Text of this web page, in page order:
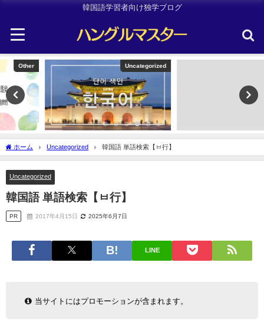
韓国語学習者向け独学ブログ
Uncategorized
ホーム Uncategorized 韓国語 単語検索【ㅂ行】
Uncategorized
韓国語 単語検索【ㅂ行】
PR 2017年4月15日 2025年6月7日
LINE
当サイトにはプロモーションが含まれます。